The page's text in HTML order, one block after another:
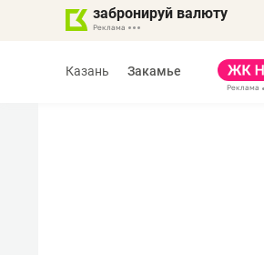
забронируй валюту
Казань Закамье